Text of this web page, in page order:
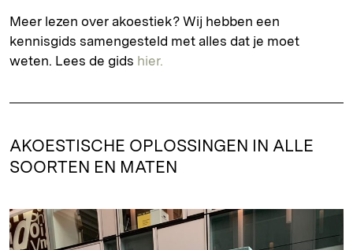
Meer lezen over akoestiek? Wij hebben een
kennisgids samengesteld met alles dat je moet
weten. Lees de gids hier.
AKOESTISCHE OPLOSSINGEN IN ALLE
SOORTEN EN MATEN